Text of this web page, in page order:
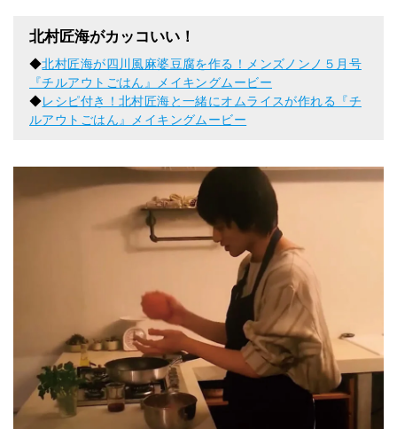
北村匠海がカッコいい！
◆北村匠海が四川風麻婆豆腐を作る！メンズノンノ５月号
『チルアウトごはん』メイキングムービー
◆レシピ付き！北村匠海と一緒にオムライスが作れる『チ
ルアウトごはん』メイキングムービー